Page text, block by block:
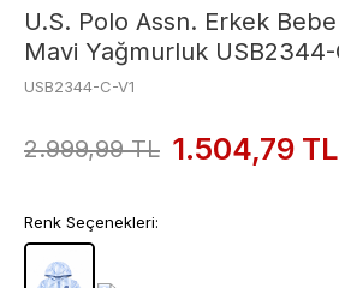
U.S. Polo Assn. Erkek
Mavi Yağmurluk USB2344-
USB2344-C-V1
2.999,99TL 1.504,79 TL
Renk Seçenekleri: